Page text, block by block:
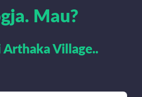
Mau?
Arthaka Village..